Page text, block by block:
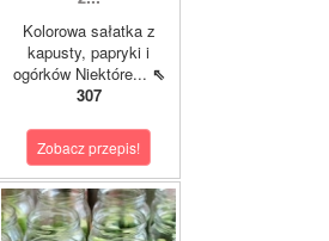
Kolorowa sałatka z
kapusty, papryki i
ogórków Niektóre... ⇖
307
Zobacz przepis!